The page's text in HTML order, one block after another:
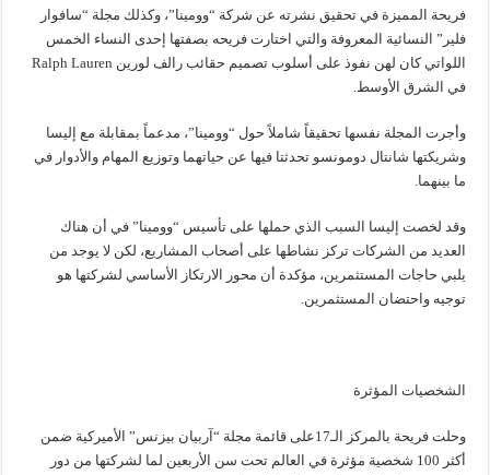
فريحة المميزة في تحقيق نشرته عن شركة “وومينا”، وكذلك مجلة “سافوار
فلير” النسائية المعروفة والتي اختارت فريحه بصفتها إحدى النساء الخمس
اللواتي كان لهن نفوذ على أسلوب تصميم حقائب رالف لورين Ralph Lauren
في الشرق الأوسط.
وأجرت المجلة نفسها تحقيقاً شاملاً حول “وومينا”، مدعماً بمقابلة مع إليسا
وشريكتها شانتال دومونسو تحدثتا فيها عن حياتهما وتوزيع المهام والأدوار في
ما بينهما.
وقد لخصت إليسا السبب الذي حملها على تأسيس “وومينا” في أن هناك
العديد من الشركات تركز نشاطها على أصحاب المشاريع، لكن لا يوجد من
يلبي حاجات المستثمرين، مؤكدة أن محور الارتكاز الأساسي لشركتها هو
توجيه واحتضان المستثمرين.
الشخصيات المؤثرة
وحلت فريحة بالمركز الـ17على قائمة مجلة “آربيان بيزنس” الأميركية ضمن
أكثر 100 شخصية مؤثرة في العالم تحت سن الأربعين لما لشركتها من دور